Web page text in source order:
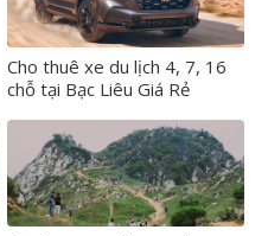
Cho thuê xe du lịch 4, 7, 16
chỗ tại Bạc Liêu Giá Rẻ